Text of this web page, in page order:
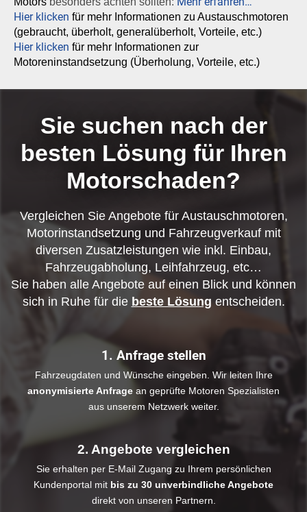
Hier klicken für mehr Informationen zu Austauschmotoren
(gebraucht, überholt, generalüberholt, Vorteile, etc.)
Hier klicken für mehr Informationen zur
Motoreninstandsetzung (Überholung, Vorteile, etc.)
Sie suchen nach der
besten Lösung für Ihren
Motorschaden?
Vergleichen Sie Angebote für Austauschmotoren,
Motorinstandsetzung und Fahrzeugverkauf mit
diversen Zusatzleistungen wie inkl. Einbau,
Fahrzeugabholung, Leihfahrzeug, etc…
Sie haben alle Angebote auf einen Blick und können
sich in Ruhe für die beste Lösung entscheiden.
1. Anfrage stellen
Fahrzeugdaten und Wünsche eingeben. Wir leiten Ihre
anonymisierte Anfrage an geprüfte Motoren Spezialisten
aus unserem Netzwerk weiter.
2. Angebote vergleichen
Sie erhalten per E-Mail Zugang zu Ihrem persönlichen
Kundenportal mit bis zu 30 unverbindliche Angebote
direkt von unseren Partnern.